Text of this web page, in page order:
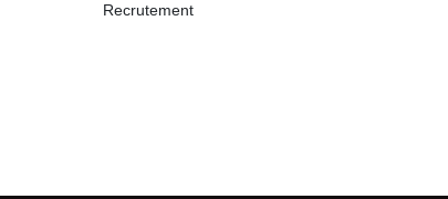
Recrutement